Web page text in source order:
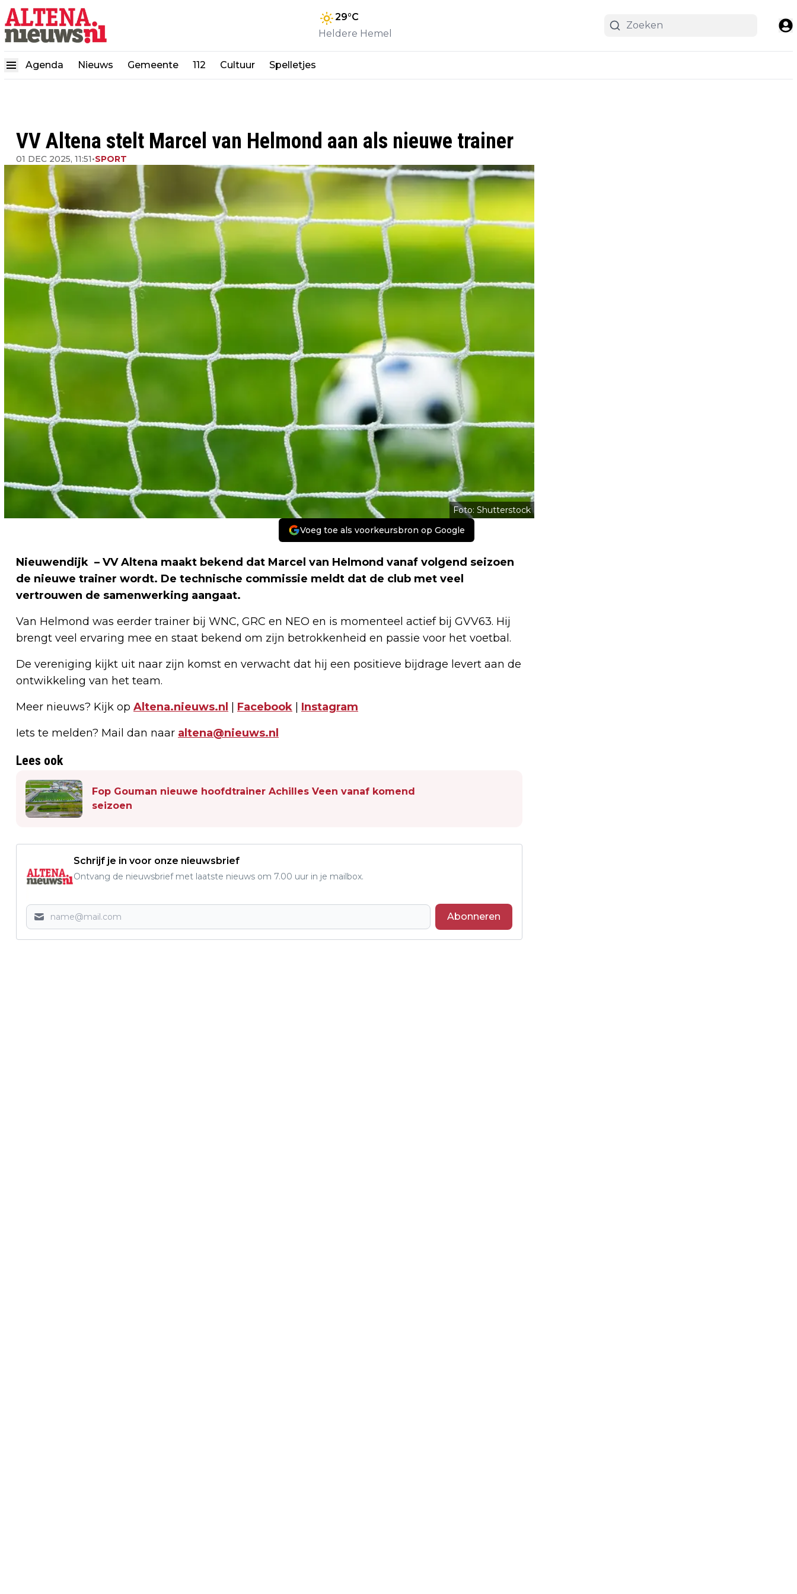
29°C
Heldere Hemel
Agenda Nieuws Gemeente 112 Cultuur Spelletjes
VV Altena stelt Marcel van Helmond aan als nieuwe trainer
01 DEC 2025, 11:51•SPORT
Foto: Shutterstock
Voeg toe als voorkeursbron op Google
Nieuwendijk – VV Altena maakt bekend dat Marcel van Helmond vanaf volgend seizoen
de nieuwe trainer wordt. De technische commissie meldt dat de club met veel
vertrouwen de samenwerking aangaat.
Van Helmond was eerder trainer bij WNC, GRC en NEO en is momenteel actief bij GVV63. Hij
brengt veel ervaring mee en staat bekend om zijn betrokkenheid en passie voor het voetbal.
De vereniging kijkt uit naar zijn komst en verwacht dat hij een positieve bijdrage levert aan de
ontwikkeling van het team.
Meer nieuws? Kijk op Altena.nieuws.nl Facebook
Instagram
Iets te melden? Mail dan naar altena@nieuws.nl
Lees ook
Fop Gouman nieuwe hoofdtrainer Achilles Veen vanaf komend
seizoen
Schrijf je in voor onze nieuwsbrief
Ontvang de nieuwsbrief met laatste nieuws om 7.00 uur in je mailbox.
Abonneren